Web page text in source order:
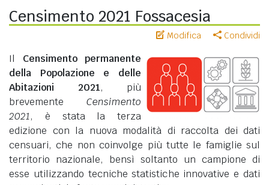
Censimento 2021 Fossacesia
Modifica Condividi
Il Censimento permanente
della Popolazione e delle
Abitazioni 2021, più
brevemente Censimento
2021, è stata la terza
edizione con la nuova modalità di raccolta dei dati
censuari, che non coinvolge più tutte le famiglie sul
territorio nazionale, bensì soltanto un campione di
esse utilizzando tecniche statistiche innovative e dati